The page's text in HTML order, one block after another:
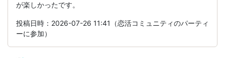
が楽しかったです。
投稿日時：2026-07-26 11:41（恋活コミュニティのパーティ
ーに参加）